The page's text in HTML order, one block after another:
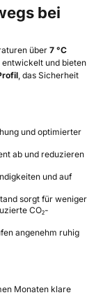
bei
über 7 °C
entwickelt und bieten
, das Sicherheit
und optimierter
ab und reduzieren
und auf
sorgt für weniger
CO₂-
angenehm ruhig
Monaten klare